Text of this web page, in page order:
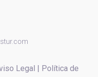
Legal | Política de